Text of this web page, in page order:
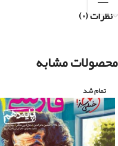
نظرات (۰)
محصولات مشابه
تمام شد